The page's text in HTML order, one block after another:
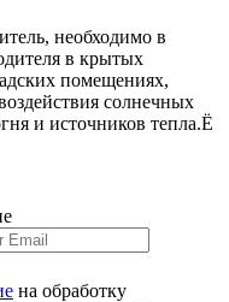
необходимо в
в крытых
помещениях,
солнечных
и источников тепла.Ё
на обработку